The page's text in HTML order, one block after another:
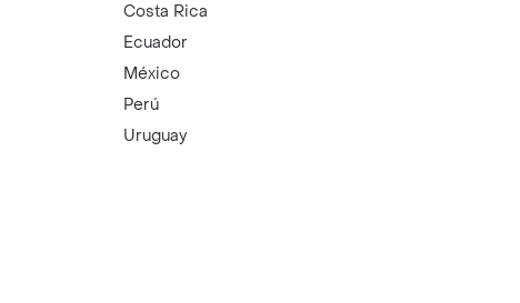
Costa Rica
Ecuador
México
Perú
Uruguay